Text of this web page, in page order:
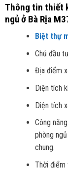
Thông tin thiết
ngủ ở Bà Rịa
Biệt thự
Chủ đầu
Địa điểm
Diện tích
Diện tích
Công
phòng
chung.
Thời điểm